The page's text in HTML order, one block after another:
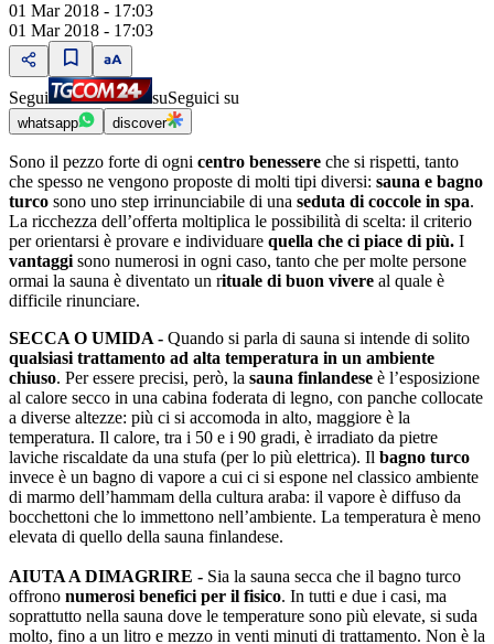
01 Mar 2018 - 17:03
01 Mar 2018 - 17:03
Segui suSeguici su
whatsapp discover
Sono il pezzo forte di ogni centro benessere che si rispetti, tanto
che spesso ne vengono proposte di molti tipi diversi: sauna e bagno
turco sono uno step irrinunciabile di una seduta di coccole in spa.
La ricchezza dell’offerta moltiplica le possibilità di scelta: il criterio
per orientarsi è provare e individuare quella che ci piace di più. I
vantaggi sono numerosi in ogni caso, tanto che per molte persone
ormai la sauna è diventato un rituale di buon vivere al quale è
difficile rinunciare.
SECCA O UMIDA - Quando si parla di sauna si intende di solito
qualsiasi trattamento ad alta temperatura in un ambiente
chiuso. Per essere precisi, però, la sauna finlandese è l’esposizione
al calore secco in una cabina foderata di legno, con panche collocate
a diverse altezze: più ci si accomoda in alto, maggiore è la
temperatura. Il calore, tra i 50 e i 90 gradi, è irradiato da pietre
laviche riscaldate da una stufa (per lo più elettrica). Il bagno turco
invece è un bagno di vapore a cui ci si espone nel classico ambiente
di marmo dell’hammam della cultura araba: il vapore è diffuso da
bocchettoni che lo immettono nell’ambiente. La temperatura è meno
elevata di quello della sauna finlandese.
AIUTA A DIMAGRIRE - Sia la sauna secca che il bagno turco
offrono numerosi benefici per il fisico. In tutti e due i casi, ma
soprattutto nella sauna dove le temperature sono più elevate, si suda
molto, fino a un litro e mezzo in venti minuti di trattamento. Non è la